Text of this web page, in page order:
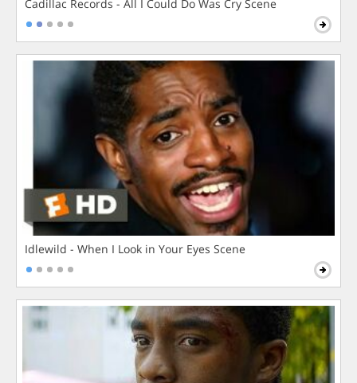
Cadillac Records - All I Could Do Was Cry Scene
Idlewild - When I Look in Your Eyes Scene